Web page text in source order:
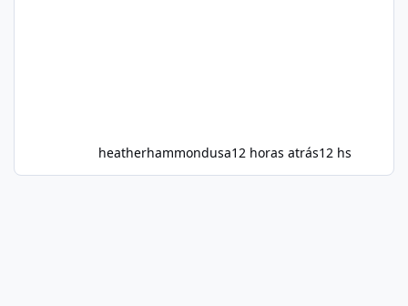
heatherhammondusa12 horas atrás12 hs